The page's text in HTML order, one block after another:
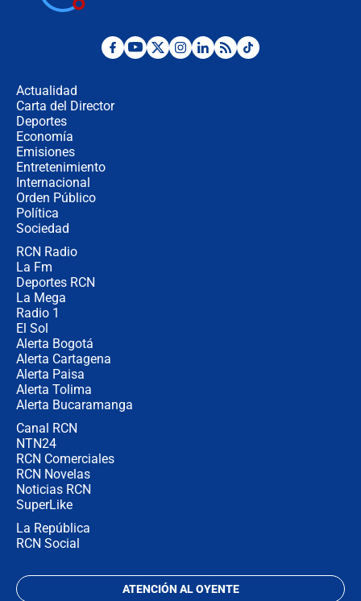
Fuerte temblor en Colombia hoy:
Actualidad
Carta del Director
Deportes
Economía
Emisiones
Entretenimiento
Internacional
Orden Público
Política
Sociedad
RCN Radio
La Fm
Deportes RCN
La Mega
Radio 1
El Sol
Alerta Bogotá
Alerta Cartagena
Alerta Paisa
Alerta Tolima
Alerta Bucaramanga
Canal RCN
NTN24
RCN Comerciales
RCN Novelas
Noticias RCN
SuperLike
La República
RCN Social
ATENCIÓN AL OYENTE